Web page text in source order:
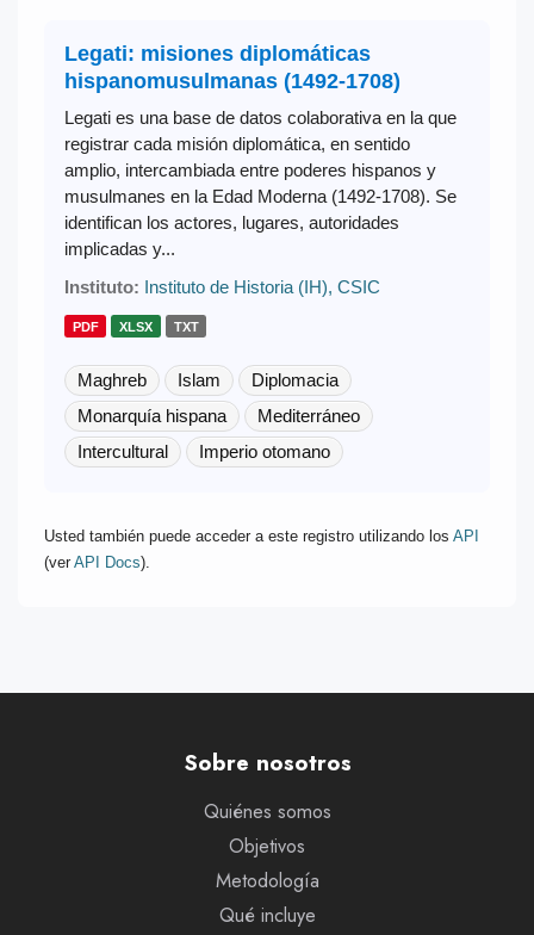
Legati: misiones diplomáticas
hispanomusulmanas (1492-1708)
Legati es una base de datos colaborativa en la que
registrar cada misión diplomática, en sentido
amplio, intercambiada entre poderes hispanos y
musulmanes en la Edad Moderna (1492-1708). Se
identifican los actores, lugares, autoridades
implicadas y...
Instituto: Instituto de Historia (IH), CSIC
PDF XLSX TXT
Maghreb Islam
Diplomacia
Monarquía hispana
Mediterráneo
Intercultural
Imperio otomano
Usted también puede acceder a este registro utilizando los API
(ver API Docs).
Sobre nosotros
Quiénes somos
Objetivos
Metodología
Qué incluye